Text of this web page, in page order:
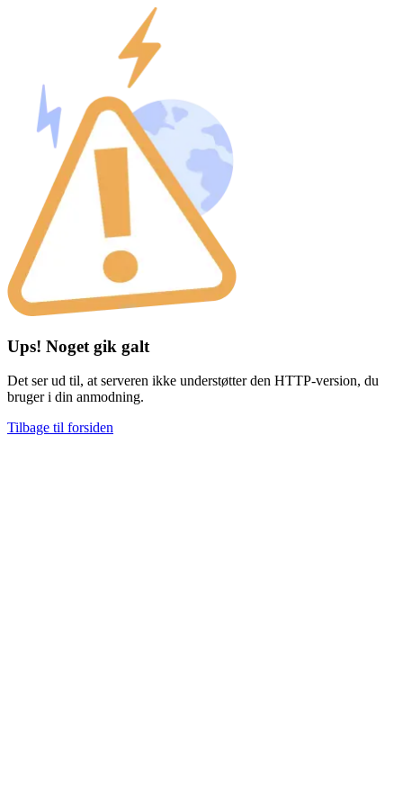
Ups! Noget gik galt
Det ser ud til, at serveren ikke understøtter den HTTP-version, du
bruger i din anmodning.
Tilbage til forsiden